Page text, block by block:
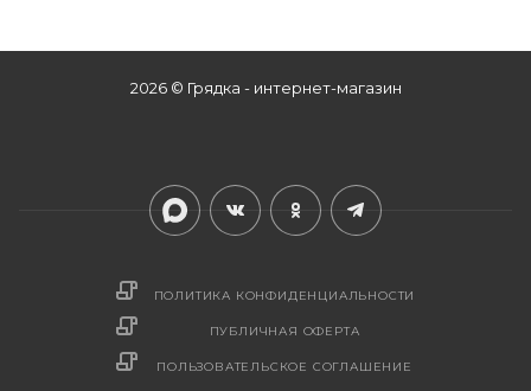
2026 © Грядка - интернет-магазин
ПОЛИТИКА КОНФИДЕНЦИАЛЬНОСТИ
ПУБЛИЧНАЯ ОФЕРТА
ПОЛЬЗОВАТЕЛЬСКОЕ СОГЛАШЕНИЕ